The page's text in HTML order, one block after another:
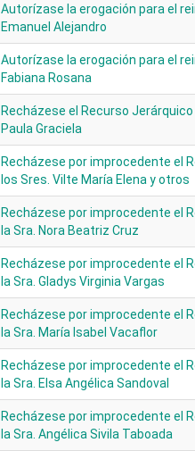
Autorízase la erogación para el
Emanuel Alejandro
Autorízase la erogación para el
Fabiana Rosana
Recházese el Recurso
Paula Graciela
Recházese por improcedente el
los Sres. Vilte María Elena y otros
Recházese por improcedente el
la Sra. Nora Beatriz Cruz
Recházese por improcedente el
la Sra. Gladys Virginia Vargas
Recházese por improcedente el
la Sra. María Isabel Vacaflor
Recházese por improcedente el
la Sra. Elsa Angélica Sandoval
Recházese por improcedente el
la Sra. Angélica Sivila Taboada